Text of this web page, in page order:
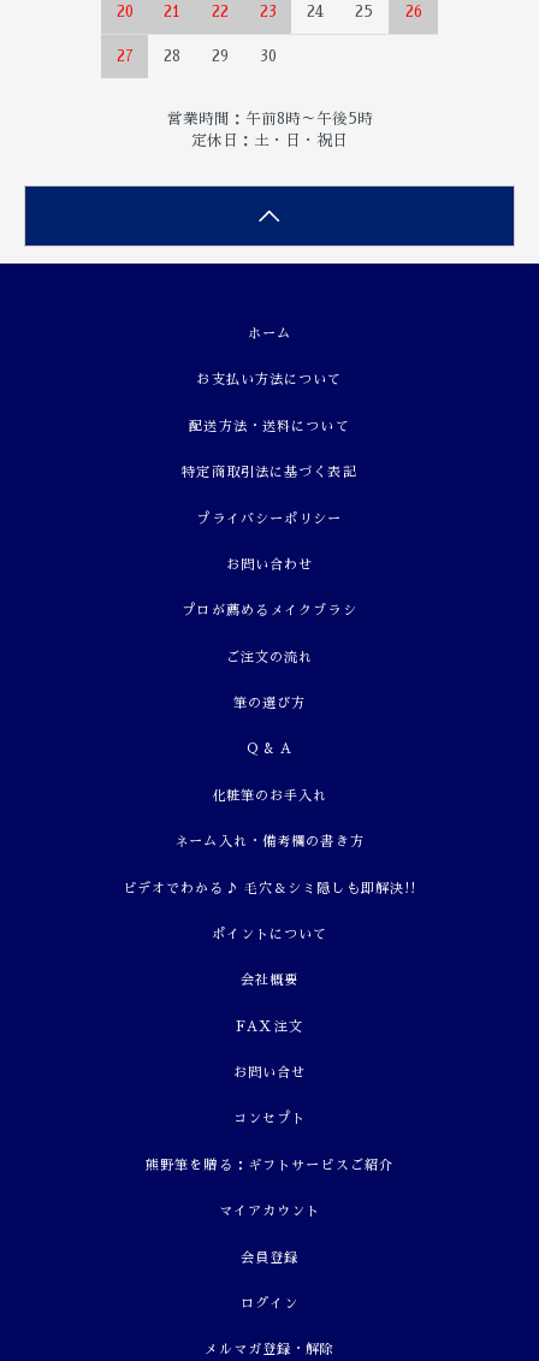
20 21 22 23 24 25 26
27 28 29 30
営業時間：午前8時～午後5時
定休日：土・日・祝日
ホーム
お支払い方法について
配送方法・送料について
特定商取引法に基づく表記
プライバシーポリシー
お問い合わせ
プロが薦めるメイクブラシ
ご注文の流れ
筆の選び方
Q & A
化粧筆のお手入れ
ネーム入れ・備考欄の書き方
ビデオでわかる♪ 毛穴＆シミ隠しも即解決!!
ポイントについて
会社概要
FAX注文
お問い合せ
コンセプト
熊野筆を贈る：ギフトサービスご紹介
マイアカウント
会員登録
ログイン
メルマガ登録・解除